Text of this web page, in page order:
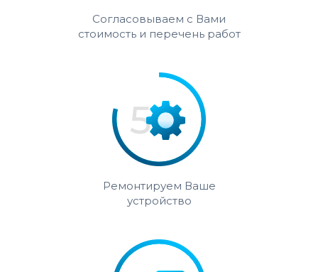
Согласовываем с Вами
стоимость и перечень работ
Ремонтируем Ваше
устройство